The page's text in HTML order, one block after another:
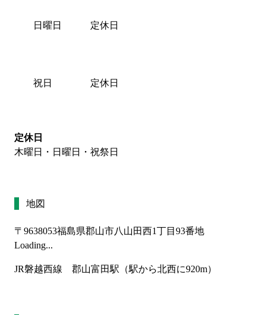
日曜日
祝日
定休日
定休日
定休日
木曜日・日曜日・祝祭日
地図
〒9638053福島県郡山市八山田西1丁目93番地
Loading...
JR磐越西線　郡山富田駅（駅から北西に920m）